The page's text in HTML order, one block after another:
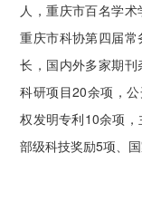
人，重庆市百名学
重庆市科协第四届
长，国内外多家期
科研项目20余项，
权发明专利10余项
部级科技奖励5项、